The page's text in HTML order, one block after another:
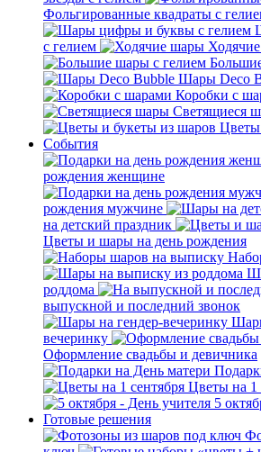
Фольгированные квадраты с
с гелием
Шары Deco
Коробки с
Светящиеся
Цветы
События
рождения женщине
рождения мужчине
на детский праздник
Цветы и шары на день рождения
роддома
выпускной и последний звонок
вечеринку
Оформление свадьбы и девичника
Цветы на 1
5
Готовые решения